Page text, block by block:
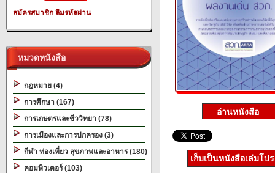
สมัครสมาชิก ลืมรหัสผ่าน
หมวดหนังสือ
กฎหมาย (4)
การศึกษา (167)
การเกษตรและชีววิทยา (78)
การเมืองและการปกครอง (3)
กีฬา ท่องเที่ยว สุขภาพและอาหาร (180)
คอมพิวเตอร์ (103)
เก็บเป็นหนังสือเล่มโป